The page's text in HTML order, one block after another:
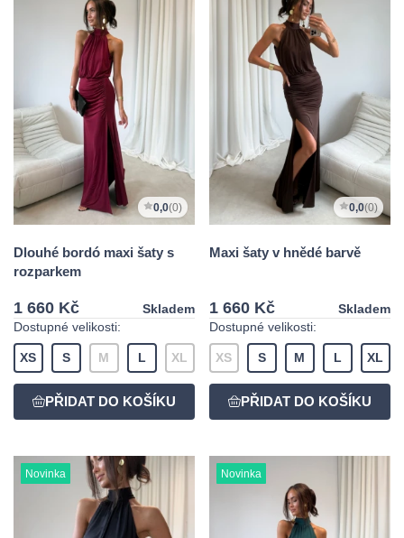
0,0(0)
Dlouhé bordó maxi šaty s
rozparkem
1 660 Kč
Skladem
Dostupné velikosti:
XS S M L XL
0,0(0)
Maxi šaty v hnědé barvě
1 660 Kč
Skladem
Dostupné velikosti:
XS S M L XL
Novinka Novinka